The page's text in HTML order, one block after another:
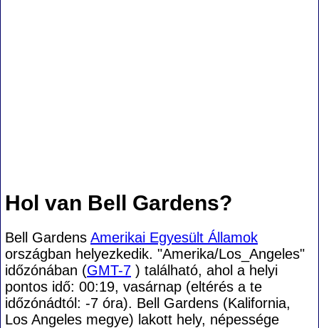
Hol van Bell Gardens?
Bell Gardens Amerikai Egyesült Államok
országban helyezkedik. "Amerika/Los_Angeles"
időzónában (GMT-7 ) található, ahol a helyi
pontos idő: 00:19, vasárnap (eltérés a te
időzónádtól: -7 óra). Bell Gardens (Kalifornia,
Los Angeles megye) lakott hely, népessége